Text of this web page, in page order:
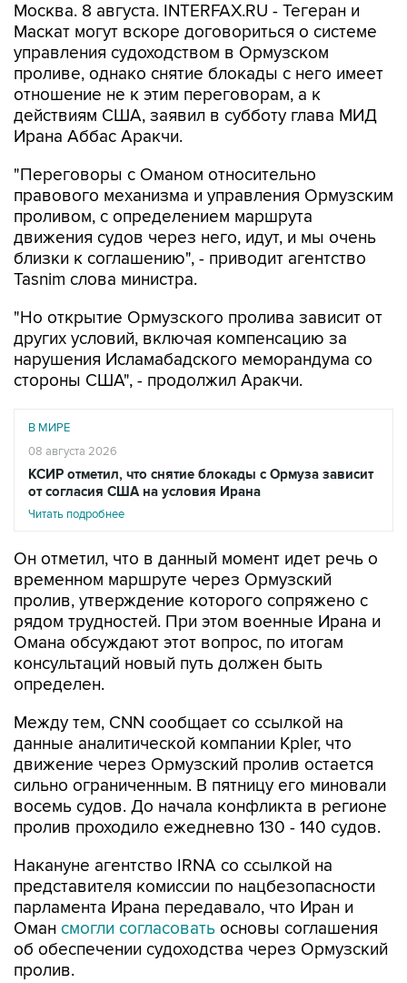
Москва. 8 августа. INTERFAX.RU - Тегеран и
Маскат могут вскоре договориться о системе
управления судоходством в Ормузском
проливе, однако снятие блокады с него имеет
отношение не к этим переговорам, а к
действиям США, заявил в субботу глава МИД
Ирана Аббас Аракчи.
"Переговоры с Оманом относительно
правового механизма и управления Ормузским
проливом, с определением маршрута
движения судов через него, идут, и мы очень
близки к соглашению", - приводит агентство
Tasnim слова министра.
"Но открытие Ормузского пролива зависит от
других условий, включая компенсацию за
нарушения Исламабадского меморандума со
стороны США", - продолжил Аракчи.
В МИРЕ
08 августа 2026
КСИР отметил, что снятие блокады с Ормуза зависит
от согласия США на условия Ирана
Читать подробнее
Он отметил, что в данный момент идет речь о
временном маршруте через Ормузский
пролив, утверждение которого сопряжено с
рядом трудностей. При этом военные Ирана и
Омана обсуждают этот вопрос, по итогам
консультаций новый путь должен быть
определен.
Между тем, CNN сообщает со ссылкой на
данные аналитической компании Kpler, что
движение через Ормузский пролив остается
сильно ограниченным. В пятницу его миновали
восемь судов. До начала конфликта в регионе
пролив проходило ежедневно 130 - 140 судов.
Накануне агентство IRNA со ссылкой на
представителя комиссии по нацбезопасности
парламента Ирана передавало, что Иран и
Оман смогли согласовать основы соглашения
об обеспечении судоходства через Ормузский
пролив.